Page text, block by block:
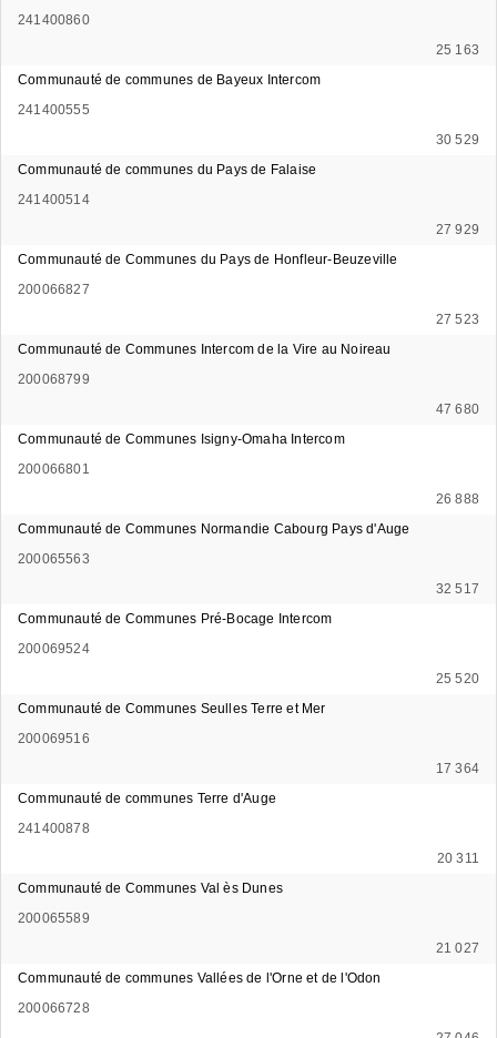
241400860
25 163
Communauté de communes de Bayeux Intercom
241400555
30 529
Communauté de communes du Pays de Falaise
241400514
27 929
Communauté de Communes du Pays de Honfleur-Beuzeville
200066827
27 523
Communauté de Communes Intercom de la Vire au Noireau
200068799
47 680
Communauté de Communes Isigny-Omaha Intercom
200066801
26 888
Communauté de Communes Normandie Cabourg Pays d'Auge
200065563
32 517
Communauté de Communes Pré-Bocage Intercom
200069524
25 520
Communauté de Communes Seulles Terre et Mer
200069516
17 364
Communauté de communes Terre d'Auge
241400878
20 311
Communauté de Communes Val ès Dunes
200065589
21 027
Communauté de communes Vallées de l'Orne et de l'Odon
200066728